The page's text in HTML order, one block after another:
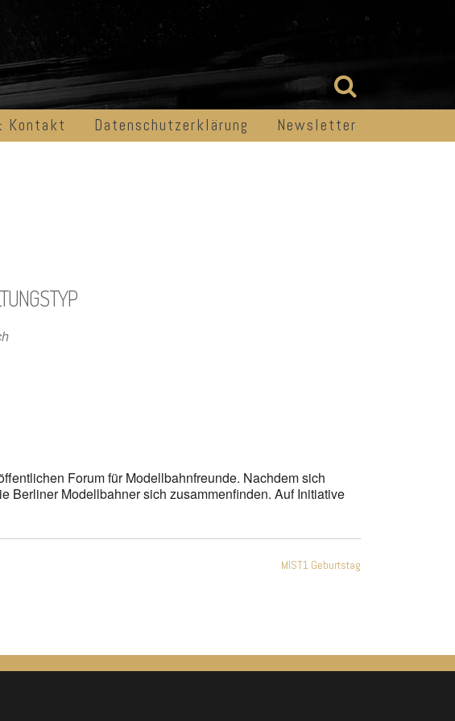
Kontakt Datenschutzerklärung Newsletter
Forum für Modellbahnfreunde. Nachdem sich
Berliner Modellbahner sich zusammenfinden. Auf Initiative
MIST1 Geburtstag